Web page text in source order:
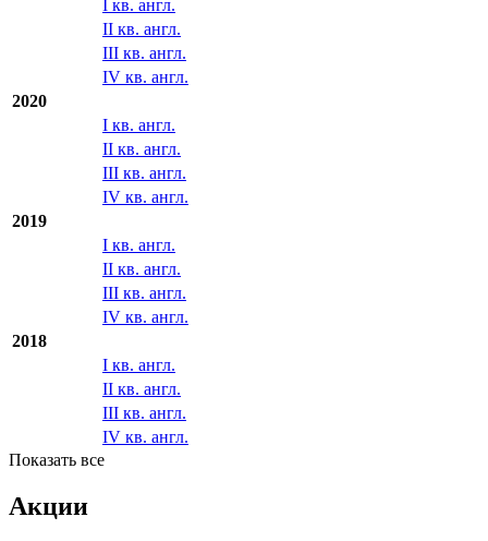
I кв. англ.
II кв. англ.
III кв. англ.
IV кв. англ.
2020
I кв. англ.
II кв. англ.
III кв. англ.
IV кв. англ.
2019
I кв. англ.
II кв. англ.
III кв. англ.
IV кв. англ.
2018
I кв. англ.
II кв. англ.
III кв. англ.
IV кв. англ.
Показать все
Акции